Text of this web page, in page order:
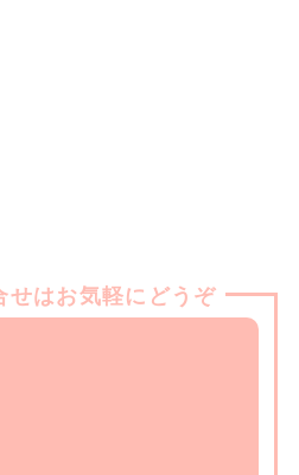
せはお気軽にどうぞ